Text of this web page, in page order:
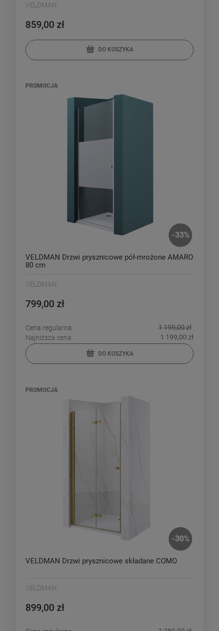
VELDMAN
859,00 zł
DO KOSZYKA
-33%
VELDMAN Drzwi prysznicowe pół-mrożone AMARO
80 cm
VELDMAN
799,00 zł
Cena regularna:
1 199,00 zł
Najniższa cena:
1 199,00 zł
DO KOSZYKA
PROMOCJA
-30%
VELDMAN Drzwi prysznicowe składane COMO
VELDMAN
899,00 zł
PROMOCJA